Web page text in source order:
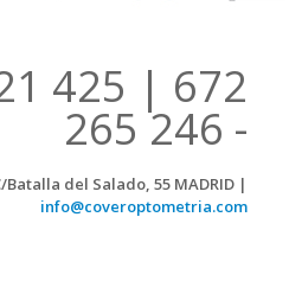
425 | 672
265 246 -
Batalla del Salado, 55 MADRID |
info@coveroptometria.com